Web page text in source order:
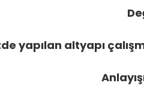
yapılan altyapı